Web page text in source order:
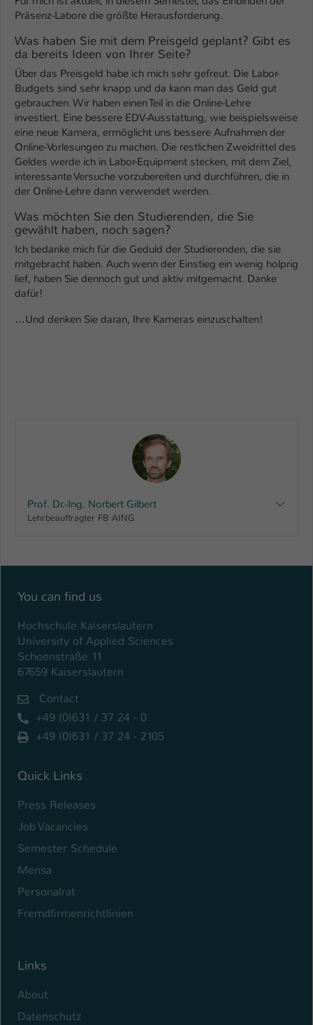
Präsenz-Labore die größte Herausforderung.
Was haben Sie mit dem Preisgeld geplant? Gibt es
da bereits Ideen von Ihrer Seite?
Über das Preisgeld habe ich mich sehr gefreut. Die Labor-
Budgets sind sehr knapp und da kann man das Geld gut
gebrauchen. Wir haben einen Teil in die Online-Lehre
investiert. Eine bessere EDV-Ausstattung, wie beispielsweise
eine neue Kamera, ermöglicht uns bessere Aufnahmen der
Online-Vorlesungen zu machen. Die restlichen Zweidrittel des
Geldes werde ich in Labor-Equipment stecken, mit dem Ziel,
interessante Versuche vorzubereiten und durchführen, die in
der Online-Lehre dann verwendet werden.
Was möchten Sie den Studierenden, die Sie
gewählt haben, noch sagen?
Ich bedanke mich für die Geduld der Studierenden, die sie
mitgebracht haben. Auch wenn der Einstieg ein wenig holprig
lief, haben Sie dennoch gut und aktiv mitgemacht. Danke
dafür!
…Und denken Sie daran, Ihre Kameras einzuschalten!
Prof. Dr.-Ing. Norbert Gilbert
Lehrbeauftragter FB AING
You can find us
Hochschule Kaiserslautern
University of Applied Sciences
Schoenstraße 11
67659 Kaiserslautern
Contact
+49 (0)631 / 37 24 - 0
+49 (0)631 / 37 24 - 2105
Quick Links
Press Releases
Job Vacancies
Semester Schedule
Mensa
Personalrat
Fremdfirmenrichtlinien
Links
About
Datenschutz